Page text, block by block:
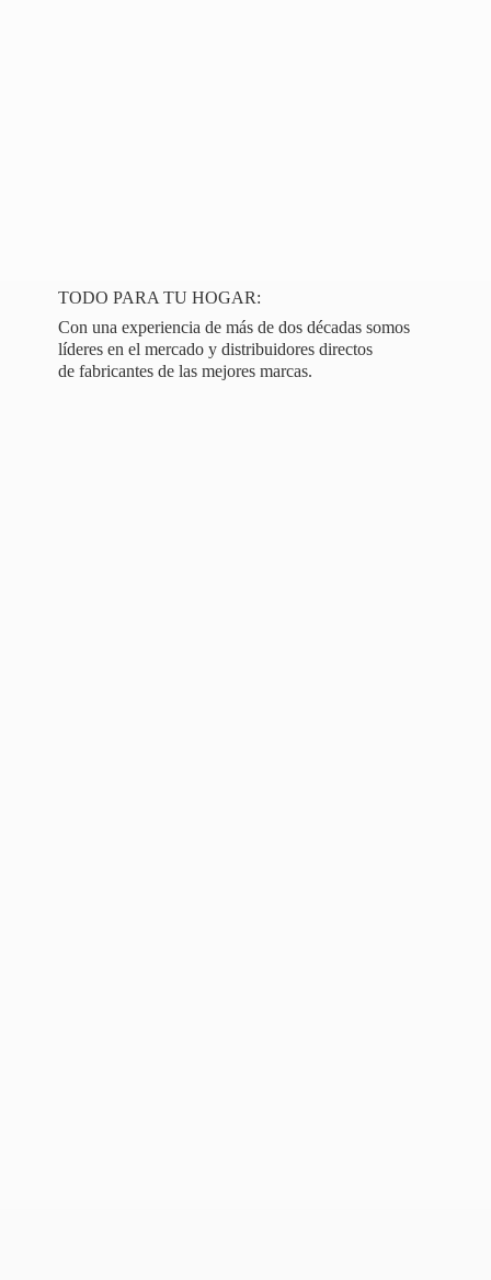
TODO PARA TU HOGAR:
Con una experiencia de más de dos décadas somos
líderes en el mercado y distribuidores directos
de fabricantes de las mejores marcas.